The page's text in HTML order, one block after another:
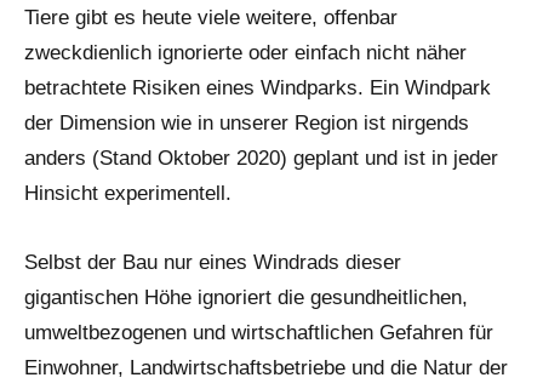
Tiere gibt es heute viele weitere, offenbar
zweckdienlich ignorierte oder einfach nicht näher
betrachtete Risiken eines Windparks. Ein Windpark
der Dimension wie in unserer Region ist nirgends
anders (Stand Oktober 2020) geplant und ist in jeder
Hinsicht experimentell.
Selbst der Bau nur eines Windrads dieser
gigantischen Höhe ignoriert die gesundheitlichen,
umweltbezogenen und wirtschaftlichen Gefahren für
Einwohner, Landwirtschaftsbetriebe und die Natur der